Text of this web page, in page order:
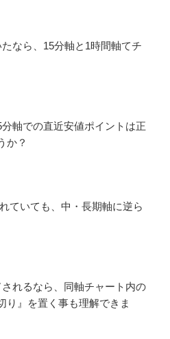
なら、15分軸と1時間軸てチ
軸での直近安値ポイントは正
か？
ていても、中・長期軸に逆ら
れるなら、同軸チャート内の
り』を置く事も理解できま